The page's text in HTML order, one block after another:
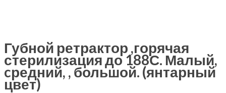
Губной ретрактор ,горячая
стерилизация до 188С. Малый,
cредний, , большой. (янтарный
цвет)